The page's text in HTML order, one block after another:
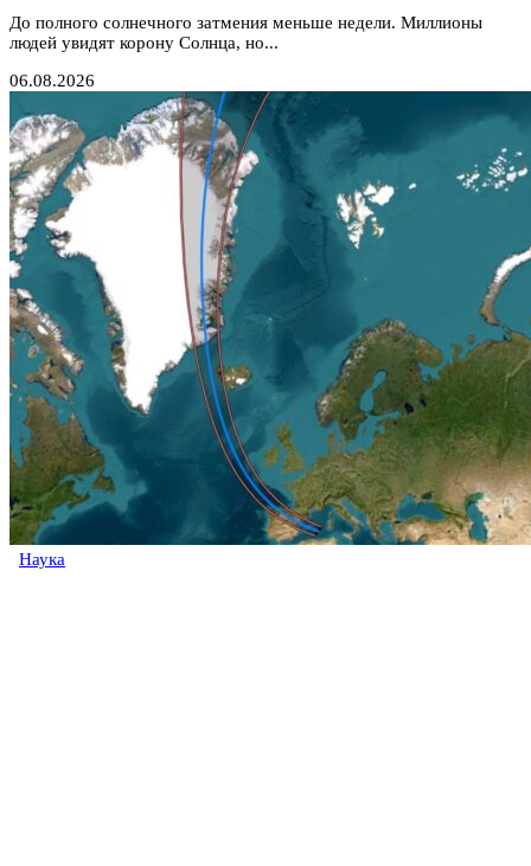
До полного солнечного затмения меньше недели. Миллионы
людей увидят корону Солнца, но...
06.08.2026
Наука